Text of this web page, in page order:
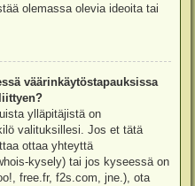
olemassa olevia ideoita tai
väärinkäytöstapauksissa
ylläpitäjistä on
valituksillesi. Jos et tätä
ottaa yhteyttä
kysely) tai jos kyseessä on
free.fr, f2s.com, jne.), ota